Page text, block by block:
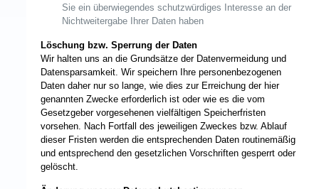
Sie ein überwiegendes schutzwürdiges Interesse an der
Nichtweitergabe Ihrer Daten haben
Löschung bzw. Sperrung der Daten
Wir halten uns an die Grundsätze der Datenvermeidung und
Datensparsamkeit. Wir speichern Ihre personenbezogenen
Daten daher nur so lange, wie dies zur Erreichung der hier
genannten Zwecke erforderlich ist oder wie es die vom
Gesetzgeber vorgesehenen vielfältigen Speicherfristen
vorsehen. Nach Fortfall des jeweiligen Zweckes bzw. Ablauf
dieser Fristen werden die entsprechenden Daten routinemäßig
und entsprechend den gesetzlichen Vorschriften gesperrt oder
gelöscht.